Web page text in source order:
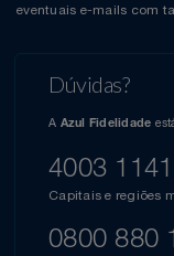
eventuais e-mails com
Dúvidas?
A Azul Fidelidade
4003 1141
Capitais e regiões
0800 880